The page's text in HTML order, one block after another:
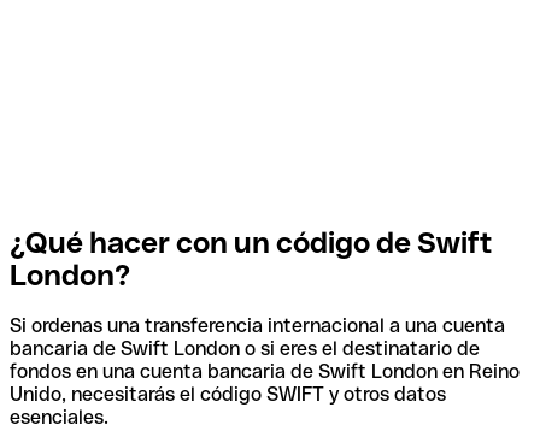
¿Qué hacer con un código de Swift
London?
Si ordenas una transferencia internacional a una cuenta
bancaria de Swift London o si eres el destinatario de
fondos en una cuenta bancaria de Swift London en Reino
Unido, necesitarás el código SWIFT y otros datos
esenciales.